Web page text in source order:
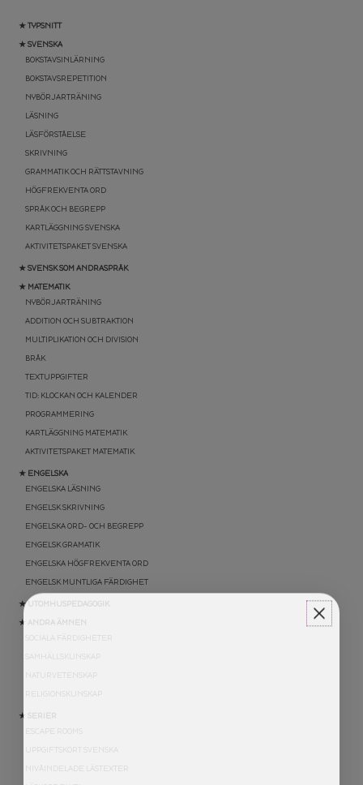
★ TYPSNITT
★ SVENSKA
BOKSTAVSINLÄRNING
BOKSTAVSREPETITION
NYBÖRJARTRÄNING
LÄSNING
LÄSFÖRSTÅELSE
SKRIVNING
GRAMMATIK OCH RÄTTSTAVNING
HÖGFREKVENTA ORD
SPRÅK OCH BEGREPP
KARTLÄGGNING SVENSKA
AKTIVITETSPAKET SVENSKA
★ SVENSK SOM ANDRASPRÅK
★ MATEMATIK
NYBÖRJARTRÄNING
ADDITION OCH SUBTRAKTION
MULTIPLIKATION OCH DIVISION
BRÅK
TEXTUPPGIFTER
TID: KLOCKAN OCH KALENDER
PROGRAMMERING
KARTLÄGGNING MATEMATIK
AKTIVITETSPAKET MATEMATIK
★ ENGELSKA
ENGELSKA LÄSNING
ENGELSK SKRIVNING
ENGELSKA ORD- OCH BEGREPP
ENGELSK GRAMATIK
ENGELSKA HÖGFREKVENTA ORD
ENGELSK MUNTLIGA FÄRDIGHET
★ UTOMHUSPEDAGOGIK
★ ANDRA ÄMNEN
SOCIALA FÄRDIGHETER
NATURVETENSKAP
★ SERIER
UPPGIFTSKORT SVENSKA
NIVÅINDELADE LÄSTEXTER